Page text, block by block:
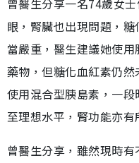
眼，腎臟也出現問題，
當嚴重，醫生建議她使
藥物，但糖化血紅素仍
使用混合型胰島素，一
至理想水平，腎功能亦有
曾醫生分享，雖然現時